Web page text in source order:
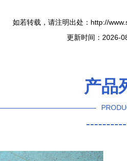
如若转载，请注明出处：http://
更新时间：2026-
产品